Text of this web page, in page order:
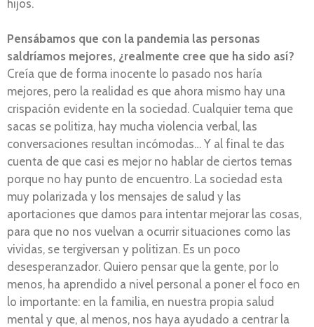
hijos.
Pensábamos que con la pandemia las personas
saldríamos mejores, ¿realmente cree que ha sido así?
Creía que de forma inocente lo pasado nos haría
mejores, pero la realidad es que ahora mismo hay una
crispación evidente en la sociedad. Cualquier tema que
sacas se politiza, hay mucha violencia verbal, las
conversaciones resultan incómodas… Y al final te das
cuenta de que casi es mejor no hablar de ciertos temas
porque no hay punto de encuentro. La sociedad esta
muy polarizada y los mensajes de salud y las
aportaciones que damos para intentar mejorar las cosas,
para que no nos vuelvan a ocurrir situaciones como las
vividas, se tergiversan y politizan. Es un poco
desesperanzador. Quiero pensar que la gente, por lo
menos, ha aprendido a nivel personal a poner el foco en
lo importante: en la familia, en nuestra propia salud
mental y que, al menos, nos haya ayudado a centrar la